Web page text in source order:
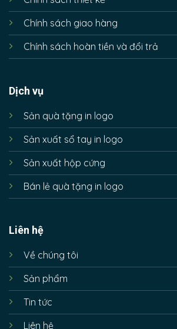
Chính sách giao hàng
Chính sách hoàn tiền và đổi trả
Dịch vụ
Sản quà tặng in logo
Sản xuất sổ tay in logo
Sản xuất hộp cứng
Bán lẻ quà tặng in logo
Liên hệ
Về chúng tôi
Sản phẩm
Tin tức
Liên hệ